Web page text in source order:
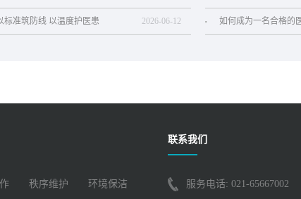
标准筑防线 以温度护医患 2026-06-12 如何成为一名合格的
秩序维护 环境保洁
联系我们
服务电话: 021-65667002